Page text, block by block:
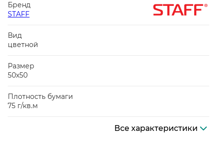
Бренд
STAFF
Вид
цветной
Размер
50х50
Плотность бумаги
75 г/кв.м
Все характеристики